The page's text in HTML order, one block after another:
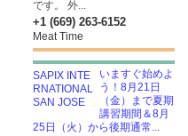
です。 外...
+1 (669) 263-6152
Meat Time
いますぐ始めよ
う！8月21日
（金）まで夏期
講習期間＆8月
25日（火）から後期通常...